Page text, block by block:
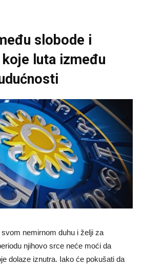
slobode i
luta između
nemirnom duhu i želji za
njihovo srce neće moći da
dolaze iznutra. Iako će pokušati da